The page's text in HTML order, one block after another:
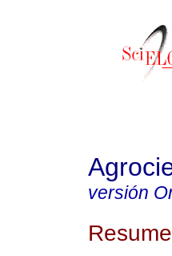
versión